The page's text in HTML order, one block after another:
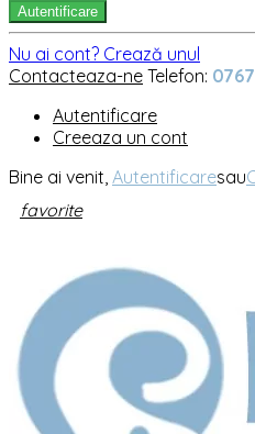
Autentificare
Nu ai cont? Crează unul
Contacteaza-ne Telefon:
Autentificare
Creeaza un cont
Bine ai venit, Autentificaresau
favorite